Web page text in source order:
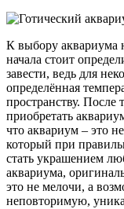
К выбору аквариума
начала стоит
завести, ведь для
определённая
пространству.
приобретать
что аквариум – это
который при
стать украшением
аквариума,
это не мелочи, а
неповторимую,